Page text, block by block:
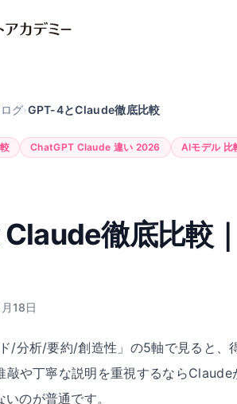
グ›GPT-4とClaude徹底比較
ChatGPT Claude 違い 2026 AIモデル 比
徹底比較
18日
/分析/要約/創造性」の5軸で見ると、
敲や丁寧な説明を重視するなら
のが普通です。